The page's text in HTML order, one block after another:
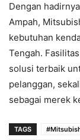
Dengan
Ampah,
kebutuhan
Tengah.
solusi terbaik
pelanggan,
sebagai merek
TAGS